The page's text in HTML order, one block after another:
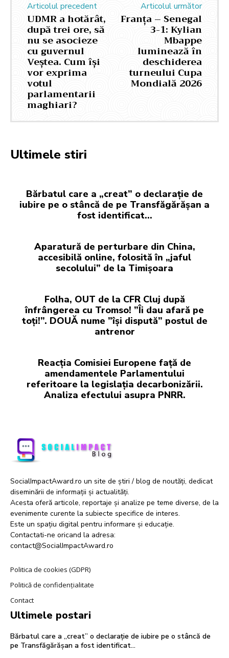
Articolul precedent
UDMR a hotărât,
după trei ore, să
nu se asocieze
cu guvernul
Veștea. Cum își
vor exprima
votul
parlamentarii
maghiari?
Articolul următor
Franța – Senegal
3-1: Kylian
Mbappe
luminează în
deschiderea
turneului Cupa
Mondială 2026
Ultimele stiri
Bărbatul care a „creat” o declarație de
iubire pe o stâncă de pe Transfăgărășan a
fost identificat…
Aparatură de perturbare din China,
accesibilă online, folosită în „jaful
secolului” de la Timișoara
Folha, OUT de la CFR Cluj după
înfrângerea cu Tromso! ”Îi dau afară pe
toți!”. DOUĂ nume ”își dispută” postul de
antrenor
Reacția Comisiei Europene față de
amendamentele Parlamentului
referitoare la legislația decarbonizării.
Analiza efectului asupra PNRR.
SocialImpactAward.ro un site de știri / blog de noutăți, dedicat
diseminării de informații și actualități.
Acesta oferă articole, reportaje și analize pe teme diverse, de la
evenimente curente la subiecte specifice de interes.
Este un spațiu digital pentru informare și educație.
Contactati-ne oricand la adresa:
contact@SocialImpactAward.ro
Politica de cookies (GDPR)
Politică de confidențialitate
Contact
Ultimele postari
Bărbatul care a „creat” o declarație de iubire pe o stâncă de
pe Transfăgărășan a fost identificat…